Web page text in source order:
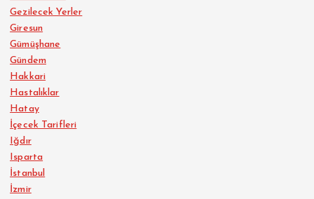
Gezilecek Yerler
Giresun
Gümüşhane
Gündem
Hakkari
Hastalıklar
Hatay
İçecek Tarifleri
Iğdır
Isparta
İstanbul
İzmir